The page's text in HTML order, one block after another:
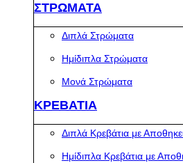
ΣΤΡΩΜΑΤΑ
Διπλά Στρώματα
Ημίδιπλα Στρώματα
Μονά Στρώματα
ΚΡΕΒΑΤΙΑ
Διπλά Κρεβάτια με
Ημίδιπλα Κρεβάτια με